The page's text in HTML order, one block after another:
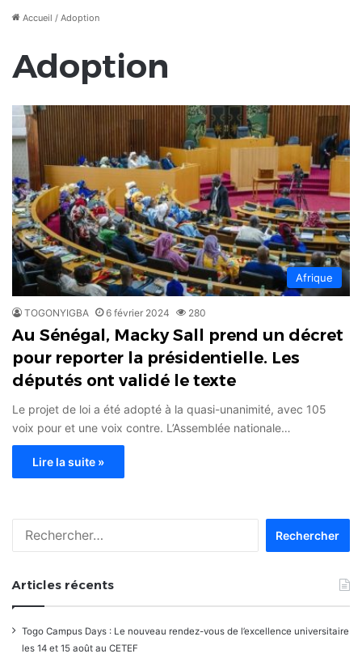
Accueil / Adoption
Adoption
Afrique
TOGONYIGBA 6 février 2024 280
Au Sénégal, Macky Sall prend un décret
pour reporter la présidentielle. Les
députés ont validé le texte
Le projet de loi a été adopté à la quasi-unanimité, avec 105
voix pour et une voix contre. L’Assemblée nationale…
Lire la suite »
Articles récents
Togo Campus Days : Le nouveau rendez-vous de l’excellence universitaire
les 14 et 15 août au CETEF